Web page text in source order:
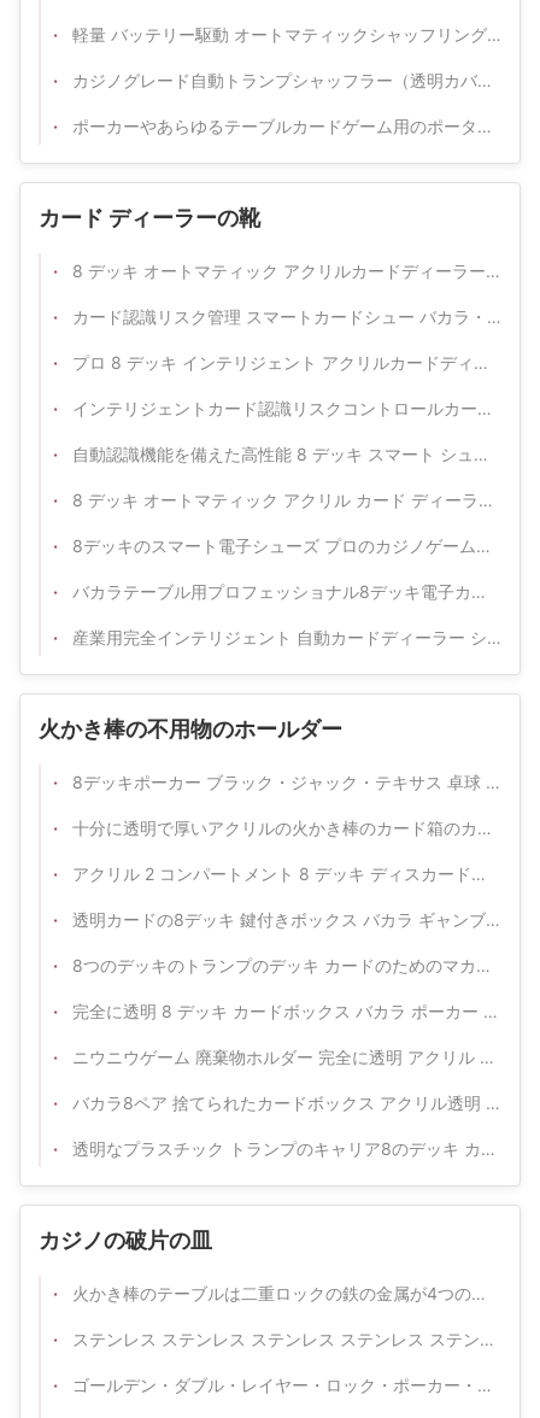
軽量 バッテリー駆動 オートマティックシャッフリング ポーカーとカジノカードゲーム
カジノグレード自動トランプシャッフラー（透明カバー付き）
ポーカーやあらゆるテーブルカードゲーム用のポータブルバッテリー式自動カードシャッフラー
カード ディーラーの靴
8 デッキ オートマティック アクリルカードディーラー シューズ バカラ
カード認識リスク管理 スマートカードシュー バカラ・ポーカー・カジノ・テーブルゲームのための特別版
プロ 8 デッキ インテリジェント アクリルカードディーラー シューズ カジノゲーム
インテリジェントカード認識リスクコントロールカード靴カジノバカラポーカーテーブルゲーム
自動認識機能を備えた高性能 8 デッキ スマート シューズ
8 デッキ オートマティック アクリル カード ディーラー 靴 バカラ カード プレイ
8デッキのスマート電子シューズ プロのカジノゲームのために
バカラテーブル用プロフェッショナル8デッキ電子カードシュー
産業用完全インテリジェント 自動カードディーラー シューズ バカラゲームテーブル用 光学認識防止詐欺システム
火かき棒の不用物のホールダー
8デッキポーカー ブラック・ジャック・テキサス 卓球 アクリル 透明
十分に透明で厚いアクリルの火かき棒のカード箱のカジノのテーブルの上
アクリル 2 コンパートメント 8 デッキ ディスカードボックス バッカディ ディスカードホルダー カジノ ポーカー ディスカードホルダー
透明カードの8デッキ 鍵付きボックス バカラ ギャンブル ポーカー 卓球
8つのデッキのトランプのデッキ カードのためのマカオのカジノの火かき棒の不用物のホールダーは正常飛躍するか、または選ぶためにごしごし洗う
完全に透明 8 デッキ カードボックス バカラ ポーカー 卓球 アクリル 鍵で厚く
ニウニウゲーム 廃棄物ホルダー 完全に透明 アクリル 2ペアポーカーテーブルゲーム 販売ボックス
バカラ8ペア 捨てられたカードボックス アクリル透明 2グリッド ポーカーカード販売ボックス
透明なプラスチック トランプのキャリア8のデッキ カード ディーラーのホールダーの工場によって厚くされるアクリルの低下箱
カジノの破片の皿
火かき棒のテーブルは二重ロックの鉄の金属が4つの正方形の形の列の浮遊物を欠く1つの層のポーカー用のチップの箱の皿を捧げた
ステンレス ステンレス ステンレス ステンレス ステンレス ステンレス
ゴールデン・ダブル・レイヤー・ロック・ポーカー・チップ・トレイ バカラ・テキサス・ホールデム 卓球ゲーム 卓球チップ・ボックス